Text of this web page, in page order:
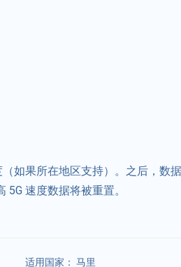
如果所在地区支持）。之后，数
速度数据将被重置。
适用国家： 马里